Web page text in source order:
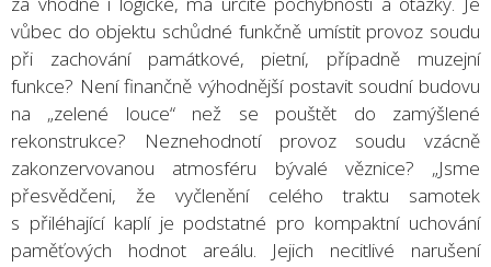
vůbec do objektu schůdné funkčně umístit provoz soudu
při zachování památkové, pietní, případně muzejní
funkce? Není finančně výhodnější postavit soudní budovu
na „zelené louce“ než se pouštět do zamýšlené
rekonstrukce? Neznehodnotí provoz soudu vzácně
zakonzervovanou atmosféru bývalé věznice? „Jsme
přesvědčeni, že vyčlenění celého traktu samotek
s přiléhající kaplí je podstatné pro kompaktní uchování
paměťových hodnot areálu. Jejich necitlivé narušení